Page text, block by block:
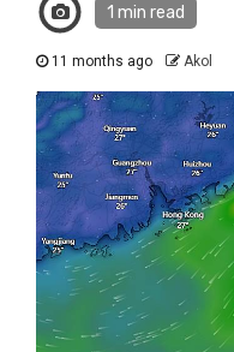
1 min read
11 months ago Akol